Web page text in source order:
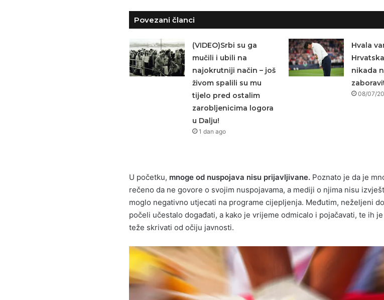
Povezani članci
(VIDEO)Srbi su ga
mučili i ubili na
najokrutniji način – još
živom spalili su mu
tijelo pred ostalim
zarobljenicima logora
u Dalju!
1 dan ago
Hvala
nikada
08/07/
U početku, mnoge od nuspojava nisu prijavljivane. Poznato je da je
rečeno da ne govore o svojim nuspojavama, a mediji o njima nisu
moglo negativno utjecati na programe cijepljenja. Međutim, neželjeni
počeli učestalo događati, a kako je vrijeme odmicalo i pojačavati, te ih
teže skrivati od očiju javnosti.